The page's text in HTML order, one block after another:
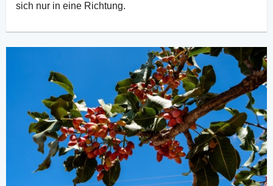
sich nur in eine Richtung.